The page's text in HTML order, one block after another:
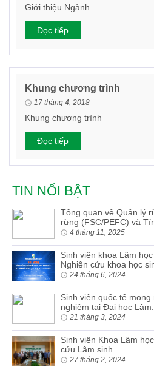
Giới thiệu Ngành
Đọc tiếp
Khung chương trình
17 tháng 4, 2018
Khung chương trình
Đọc tiếp
TIN NỔI BẬT
Tổng quan về Quản lý
rừng (FSC/PEFC) và Tín
4 tháng 11, 2025
Sinh viên khoa Lâm
Nghiên cứu khoa học
24 tháng 6, 2024
Sinh viên quốc tế
nghiệm tại Đại học Lâm...
21 tháng 3, 2024
Sinh viên Khoa Lâm
cứu Lâm sinh
27 tháng 2, 2024